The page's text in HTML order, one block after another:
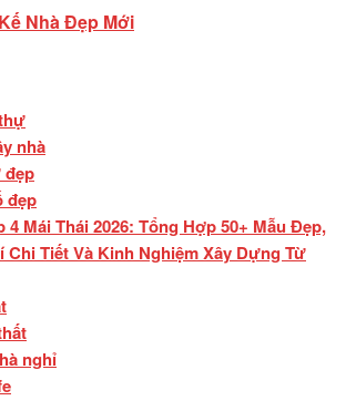
nhà
đẹp
đẹp
4 Mái Thái 2026: Tổng Hợp 50+ Mẫu Đẹp,
Chi Tiết Và Kinh Nghiệm Xây Dựng Từ
nghỉ